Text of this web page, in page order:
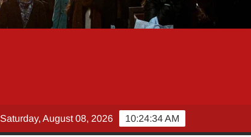
10:24:35 AM
Saturday, August 08, 2026